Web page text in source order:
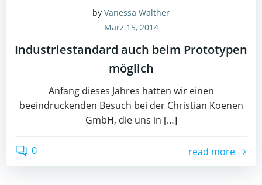
by Vanessa Walther
März 15, 2014
Industriestandard auch beim Prototypen
möglich
Anfang dieses Jahres hatten wir einen
beeindruckenden Besuch bei der Christian Koenen
GmbH, die uns in […]
0 read more